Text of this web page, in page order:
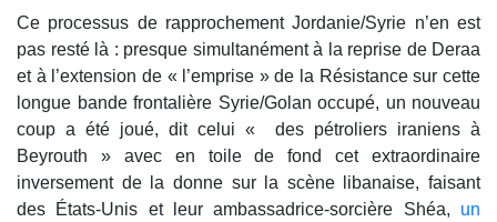
Ce processus de rapprochement Jordanie/Syrie n’en est
pas resté là : presque simultanément à la reprise de Deraa
et à l’extension de « l’emprise » de la Résistance sur cette
longue bande frontalière Syrie/Golan occupé, un nouveau
coup a été joué, dit celui « des pétroliers iraniens à
Beyrouth » avec en toile de fond cet extraordinaire
inversement de la donne sur la scène libanaise, faisant
des États-Unis et leur ambassadrice-sorcière Shéa, un